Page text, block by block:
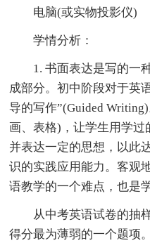
电脑(或实物投影仪)
学情分析：
1. 书面表达是写的一
成部分。初中阶段对于英
导的写作”(Guided
画、表格)，让学生用学
并表达一定的思想，以此
识的实践应用能力。客观
语教学的一个难点，也是
从中考英语试卷的抽
得分最为薄弱的一个题项